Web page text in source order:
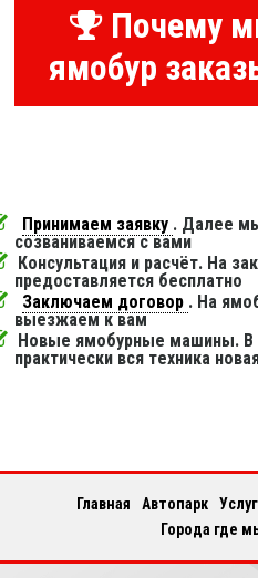
Почему
ямобур
Принимаем заявку . Далее
созваниваемся с вами
Консультация и расчёт. На
предоставляется бесплатно
Заключаем договор . На
выезжаем к вам
Новые ямобурные машины. В
практически вся техника
Главная Автопарк
Города где